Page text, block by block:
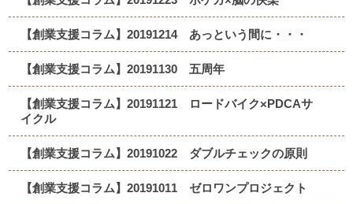
【創業支援コラム】20191214 あっという間に・・・
【創業支援コラム】20191130 五周年
【創業支援コラム】20191121 ロードバイク×PDCAサ
イクル
【創業支援コラム】20191022 ダブルチェックの原則
【創業支援コラム】20191011 ゼロワンプロジェクト